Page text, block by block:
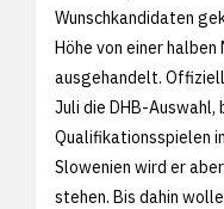
Wunschkandidaten
Höhe von einer
ausgehandelt.
Juli die DHB-Auswahl,
Qualifikationsspielen
Slowenien wird er
stehen. Bis dahin